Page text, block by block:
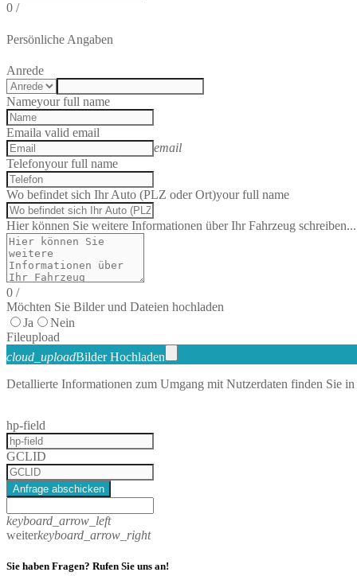
0 /
Persönliche Angaben
Anrede
Nameyour full name
Emaila valid email
email
Telefonyour full name
Wo befindet sich Ihr Auto (PLZ oder Ort)your full name
Hier können Sie weitere Informationen über Ihr Fahrzeug schreiben...
0 /
Möchten Sie Bilder und Dateien hochladen
Ja
Nein
Fileupload
cloud_uploadBilder Hochladen
Detallierte Informationen zum Umgang mit Nutzerdaten finden Sie
hp-field
GCLID
Anfrage abschicken
keyboard_arrow_left
weiterkeyboard_arrow_right
Sie haben Fragen? Rufen Sie uns an!